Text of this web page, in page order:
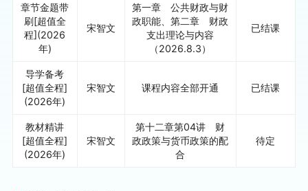
章节金题带
刷[超值全
程](2026
年)
宋智文
第一章 公共财政与财
政职能、第二章 财政
支出理论与内容
（2026.8.3）
已结课
导学备考
[超值全程]
(2026年)
宋智文 课程内容全部开通 已结课
教材精讲
[超值全程]
(2026年)
宋智文
第十二章第04讲 财
政政策与货币政策的配
合
待定